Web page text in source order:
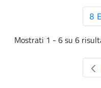
8
Mostrati 1 - 6 su 6